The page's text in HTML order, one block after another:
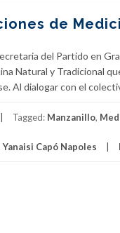
de
del Partido en
Natural y Tradicional
Al dialogar con el
Tagged: Manzanillo,
Yanaisi Capó Napoles